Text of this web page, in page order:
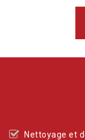
Nettoyage et